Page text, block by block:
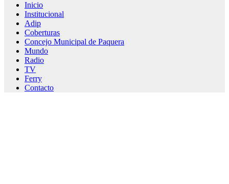
Inicio
Institucional
Adip
Coberturas
Concejo Municipal de Paquera
Mundo
Radio
TV
Ferry
Contacto